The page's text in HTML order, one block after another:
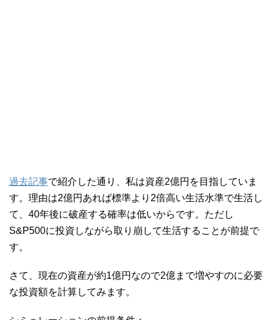
過去記事で紹介した通り、私は資産2億円を目指していま
す。理由は2億円あれば標準より2倍高い生活水準で生活し
て、40年後に破産する確率は低いからです。ただし
S&P500に投資しながら取り崩して生活することが前提で
す。
さて、現在の資産が約1億円なので2億まで増やすのに必要
な投資額を計算してみます。